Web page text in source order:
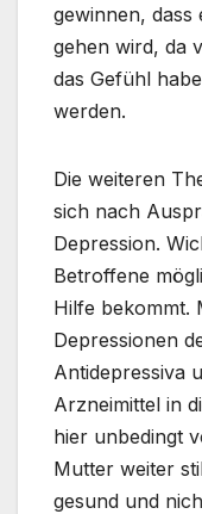
gewinnen, dass
gehen wird, da
das Gefühl
werden.
Die weiteren
sich nach
Depression.
Betroffene
Hilfe bekommt.
Depressionen
Antidepressiva
Arzneimittel in
hier unbedingt
Mutter weiter
gesund und